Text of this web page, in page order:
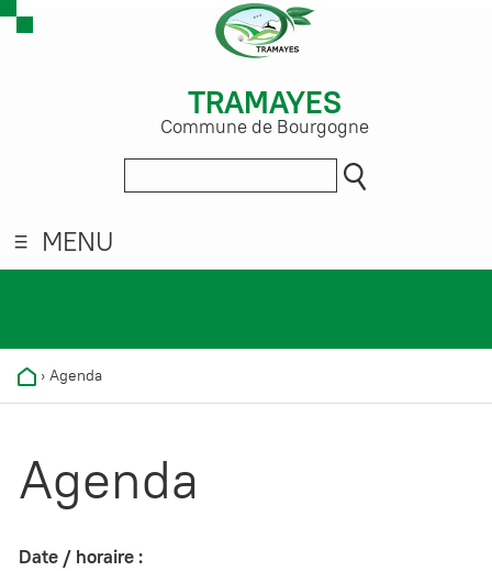
TRAMAYES
Commune de Bourgogne
MENU
› Agenda
Agenda
Date / horaire :